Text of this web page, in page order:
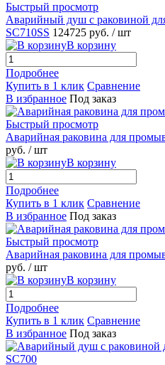
Быстрый просмотр
Аварийный душ с раковиной
SC710SS 124725 руб. / шт
В корзину
Подробнее
Купить в 1 клик Сравнение
В избранное Под заказ
Быстрый просмотр
Аварийная раковина для
руб. / шт
В корзину
Подробнее
Купить в 1 клик Сравнение
В избранное Под заказ
Быстрый просмотр
Аварийная раковина для
руб. / шт
В корзину
Подробнее
Купить в 1 клик Сравнение
В избранное Под заказ